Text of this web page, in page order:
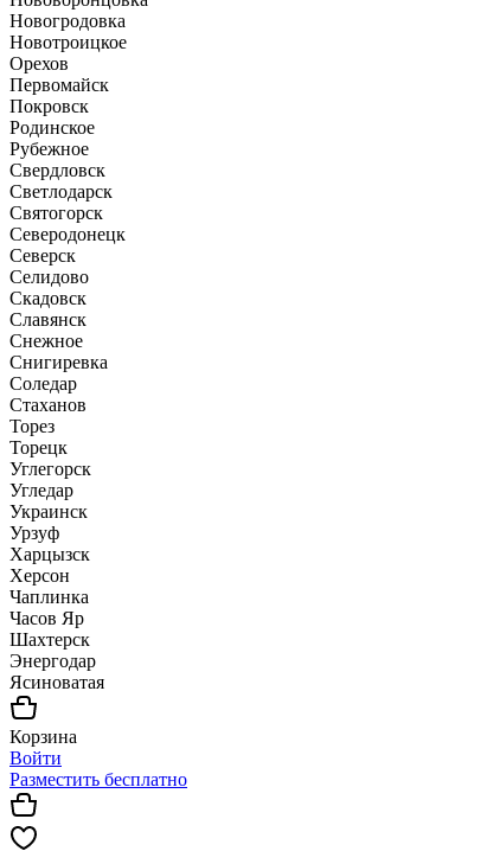
Новогродовка
Новотроицкое
Орехов
Первомайск
Покровск
Родинское
Рубежное
Свердловск
Светлодарск
Святогорск
Северодонецк
Северск
Селидово
Скадовск
Славянск
Снежное
Снигиревка
Соледар
Стаханов
Торез
Торецк
Углегорск
Угледар
Украинск
Урзуф
Харцызск
Херсон
Чаплинка
Часов Яр
Шахтерск
Энергодар
Ясиноватая
Корзина
Войти
Разместить бесплатно